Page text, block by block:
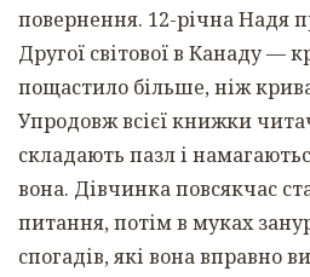
повернення. 12-річна Надя
Другої світової в Канаду —
пощастило більше, ніж
Упродовж всієї книжки
складають пазл і
вона. Дівчинка повсякчас
питання, потім в муках
спогадів, які вона вправно